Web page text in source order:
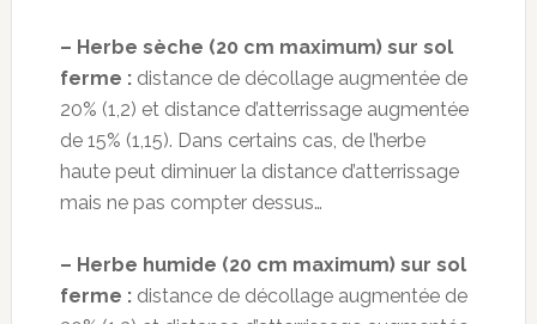
– Herbe sèche (20 cm maximum) sur sol
ferme :distance de décollage augmentée de
20% (1,2) et distance d’atterrissage augmentée
de 15% (1,15). Dans certains cas, de l’herbe
haute peut diminuer la distance d’atterrissage
mais ne pas compter dessus…
– Herbe humide (20 cm maximum) sur sol
ferme :distance de décollage augmentée de